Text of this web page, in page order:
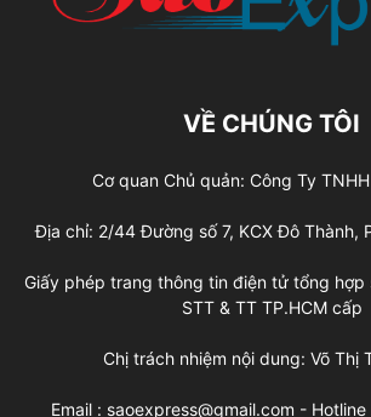
VỀ CHÚNG TÔI
Cơ quan Chủ quản: Công Ty
Địa chỉ: 2/44 Đường số 7, KCX Đô Thành,
Giấy phép trang thông tin điện tử tổng hợp
STT & TT TP.HCM cấp
Chị trách nhiệm nội dung: Võ Thị
Email : saoexpress@gmail.com -